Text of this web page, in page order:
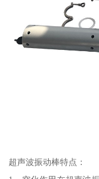
超声波振动棒特点：